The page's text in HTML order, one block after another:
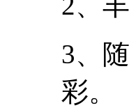
3、
彩。